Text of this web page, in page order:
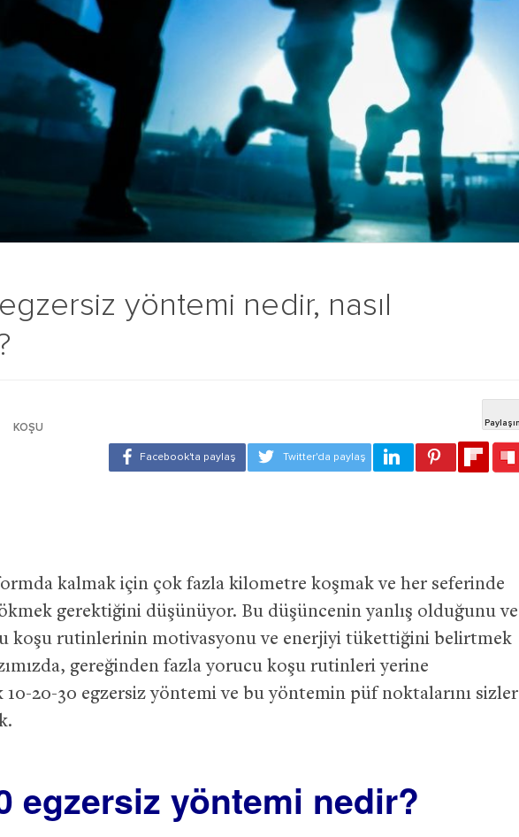
yöntemi nedir, nasıl
KOŞU
kalmak için çok fazla kilometre koşmak ve her seferinde
gerektiğini düşünüyor. Bu düşüncenin yanlış olduğunu ve
koşu rutinlerinin motivasyonu ve enerjiyi tükettiğini belirtmek
gereğinden fazla yorucu koşu rutinleri yerine
10-20-30 egzersiz yöntemi ve bu yöntemin püf noktalarını sizler
egzersiz yöntemi nedir?